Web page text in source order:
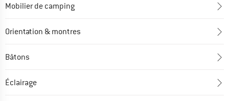
Mobilier de camping
Orientation & montres
Bâtons
Éclairage